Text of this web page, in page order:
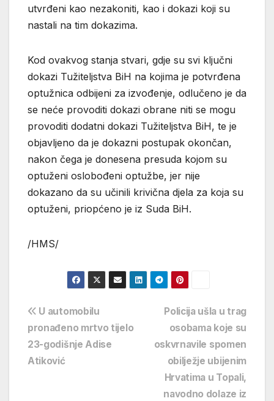
utvrđeni kao nezakoniti, kao i dokazi koji su
nastali na tim dokazima.
Kod ovakvog stanja stvari, gdje su svi ključni
dokazi Tužiteljstva BiH na kojima je potvrđena
optužnica odbijeni za izvođenje, odlučeno je da
se neće provoditi dokazi obrane niti se mogu
provoditi dodatni dokazi Tužiteljstva BiH, te je
objavljeno da je dokazni postupak okončan,
nakon čega je donesena presuda kojom su
optuženi oslobođeni optužbe, jer nije
dokazano da su učinili krivična djela za koja su
optuženi, priopćeno je iz Suda BiH.
/HMS/
Navigacija
objava
Policija ušla u trag
osobama koje su
oskvrnavile spomen
obilježje ubijenim
Hrvatima u Topali,
navodno dolaze iz
U automobilu
pronađeno mrtvo tijelo
23-godišnje Adise
Atiković